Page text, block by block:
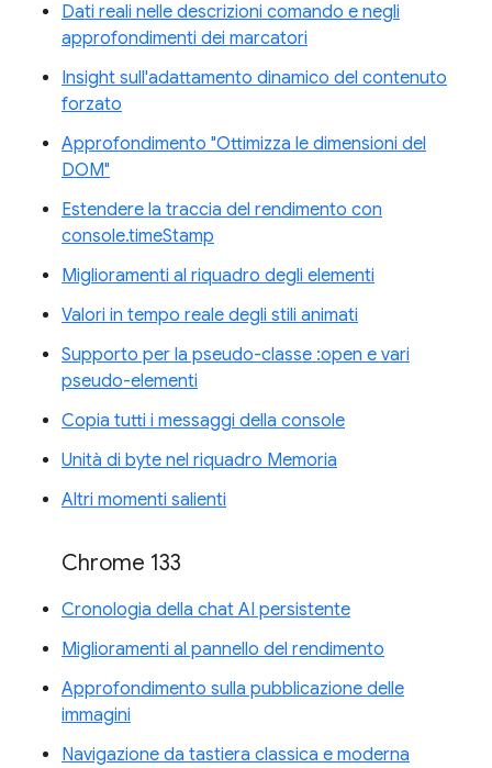
Dati reali nelle descrizioni comando e negli
approfondimenti dei marcatori
Insight sull'adattamento dinamico del contenuto
forzato
Approfondimento "Ottimizza le dimensioni del
DOM"
Estendere la traccia del rendimento con
console.timeStamp
Miglioramenti al riquadro degli elementi
Valori in tempo reale degli stili animati
Supporto per la pseudo-classe :open e vari
pseudo-elementi
Copia tutti i messaggi della console
Unità di byte nel riquadro Memoria
Altri momenti salienti
Chrome 133
Cronologia della chat AI persistente
Miglioramenti al pannello del rendimento
Approfondimento sulla pubblicazione delle
immagini
Navigazione da tastiera classica e moderna